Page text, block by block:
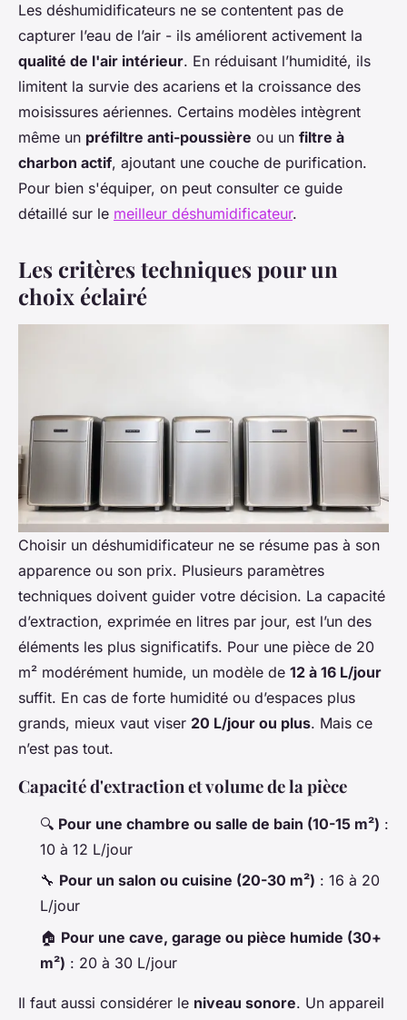
Les déshumidificateurs ne se contentent pas de
capturer l’eau de l’air - ils améliorent activement la
qualité de l'air intérieur. En réduisant l’humidité, ils
limitent la survie des acariens et la croissance des
moisissures aériennes. Certains modèles intègrent
même un préfiltre anti-poussière ou un filtre à
charbon actif, ajoutant une couche de purification.
Pour bien s'équiper, on peut consulter ce guide
détaillé sur le meilleur déshumidificateur.
Les critères techniques pour un
choix éclairé
Choisir un déshumidificateur ne se résume pas à son
apparence ou son prix. Plusieurs paramètres
techniques doivent guider votre décision. La capacité
d’extraction, exprimée en litres par jour, est l’un des
éléments les plus significatifs. Pour une pièce de 20
m² modérément humide, un modèle de 12 à 16 L/jour
suffit. En cas de forte humidité ou d’espaces plus
grands, mieux vaut viser 20 L/jour ou plus. Mais ce
n’est pas tout.
Capacité d'extraction et volume de la pièce
🔍 Pour une chambre ou salle de bain (10-15 m²) :
10 à 12 L/jour
🔧 Pour un salon ou cuisine (20-30 m²) : 16 à 20
L/jour
🏠 Pour une cave, garage ou pièce humide (30+
m²) : 20 à 30 L/jour
Il faut aussi considérer le niveau sonore. Un appareil